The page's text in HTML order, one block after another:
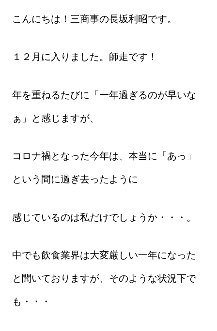
こんにちは！三商事の長坂利昭です。
１２月に入りました。師走です！
年を重ねるたびに「一年過ぎるのが早いな
ぁ」と感じますが、
コロナ禍となった今年は、本当に「あっ」
という間に過ぎ去ったように
感じているのは私だけでしょうか・・・。
中でも飲食業界は大変厳しい一年になった
と聞いておりますが、そのような状況下で
も・・・